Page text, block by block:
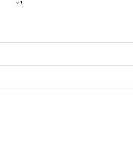
diferencialne enacbe
120 trojk.